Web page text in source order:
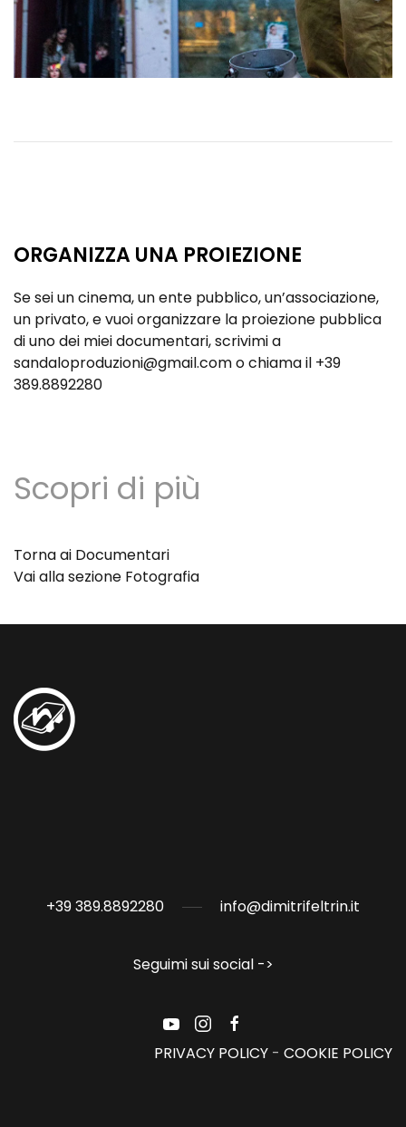
ORGANIZZA UNA PROIEZIONE
Se sei un cinema, un ente pubblico, un’associazione,
un privato, e vuoi organizzare la proiezione pubblica
di uno dei miei documentari, scrivimi a
sandaloproduzioni@gmail.como chiama il +39
389.8892280
Scopri di più
Torna ai Documentari
Vai alla sezione Fotografia
+39 389.8892280 info@dimitrifeltrin.it
Seguimi sui social ->
PRIVACY POLICY - COOKIE POLICY